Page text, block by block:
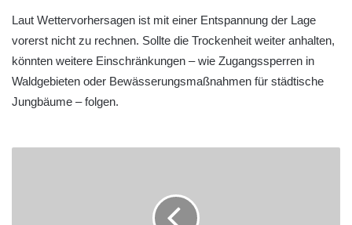
Laut Wettervorhersagen ist mit einer Entspannung der Lage
vorerst nicht zu rechnen. Sollte die Trockenheit weiter anhalten,
könnten weitere Einschränkungen – wie Zugangssperren in
Waldgebieten oder Bewässerungsmaßnahmen für städtische
Jungbäume – folgen.